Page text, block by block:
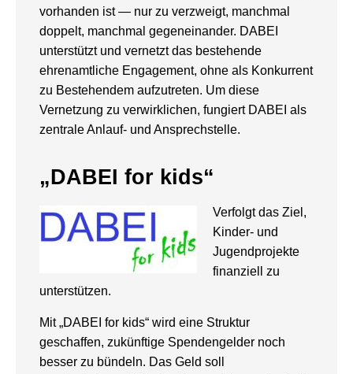
vorhanden ist — nur zu verzweigt, manchmal
doppelt, manchmal gegeneinander. DABEI
unterstützt und vernetzt das bestehende
ehrenamtliche Engagement, ohne als Konkurrent
zu Bestehendem aufzutreten. Um diese
Vernetzung zu verwirklichen, fungiert DABEI als
zentrale Anlauf- und Ansprechstelle.
„DABEI for kids“
Verfolgt das Ziel,
Kinder- und
Jugendprojekte
finanziell zu
unterstützen.
Mit „DABEI for kids“ wird eine Struktur
geschaffen, zukünftige Spendengelder noch
besser zu bündeln. Das Geld soll